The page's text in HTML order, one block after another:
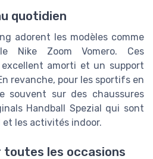
quotidien
adorent les modèles comme
Nike Zoom Vomero. Ces
amorti et un support
revanche, pour les sportifs en
souvent sur des chaussures
Handball Spezial qui sont
et les activités indoor.
les occasions